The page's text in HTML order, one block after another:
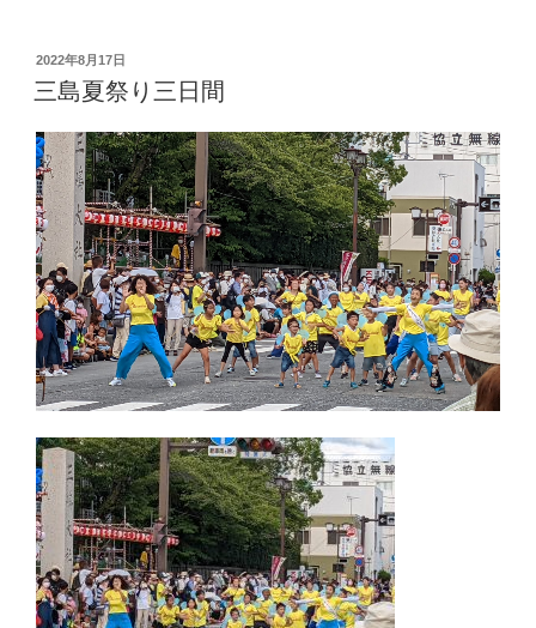
投
稿
日:
2022年8月17日
三島夏祭り三日間